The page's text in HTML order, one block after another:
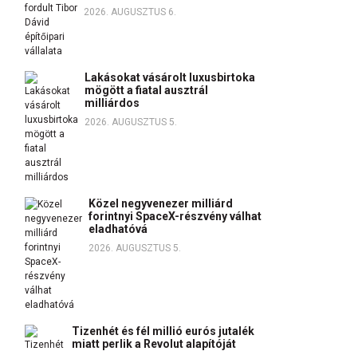
2026. AUGUSZTUS 6.
Lakásokat vásárolt luxusbirtoka
mögött a fiatal ausztrál
milliárdos
2026. AUGUSZTUS 5.
Közel negyvenezer milliárd
forintnyi SpaceX-részvény válhat
eladhatóvá
2026. AUGUSZTUS 5.
Tizenhét és fél millió eurós jutalék
miatt perlik a Revolut alapítóját